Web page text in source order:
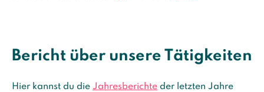
Bericht über unsere Tätigkeiten
Hier kannst du die Jahresberichte der letzten Jahre